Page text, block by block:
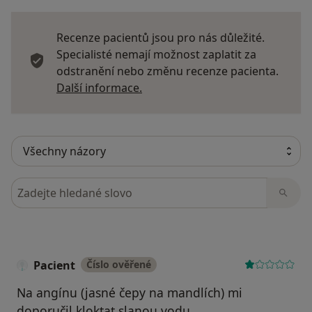
Recenze pacientů jsou pro nás důležité.
Specialisté nemají možnost zaplatit za
odstranění nebo změnu recenze pacienta.
Další informace.
Hledejte v názorech
Pacient Číslo ověřené
Na angínu (jasné čepy na mandlích) mi